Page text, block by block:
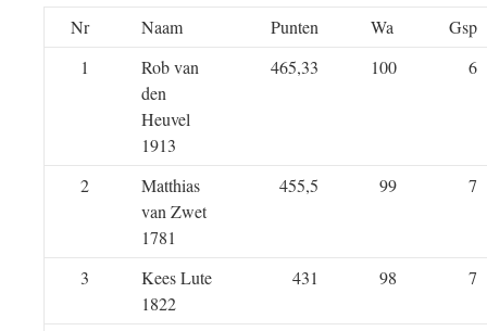
Nr Naam Punten Wa
Gsp
1
Rob van
den
Heuvel
1913
465,33 100 6
2
Matthias
van Zwet
1781
455,5 99 7
3
Kees Lute
1822
431 98 7